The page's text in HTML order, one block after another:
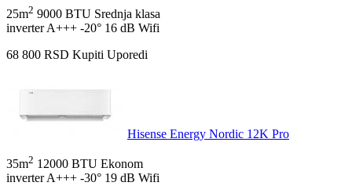
25m2 9000 BTU Srednja klasa
inverter A+++ -20° 16 dB Wifi
68 800 RSD Kupiti Uporedi
Hisense Energy Nordic 12K Pro
35m2 12000 BTU Ekonom
inverter A+++ -30° 19 dB Wifi